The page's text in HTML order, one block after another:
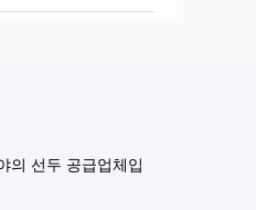
의 선두 공급업체입